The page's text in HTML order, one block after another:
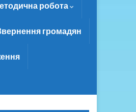
робота
громадян